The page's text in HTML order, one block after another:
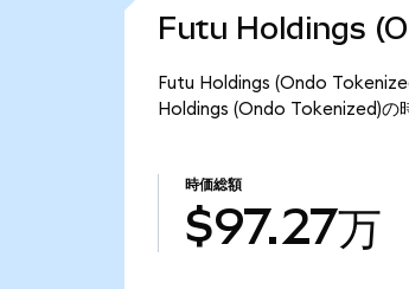
Futu Holdings
Futu Holdings (Ondo
Holdings (Ondo Tokenized)の
時価総額
$97.27万